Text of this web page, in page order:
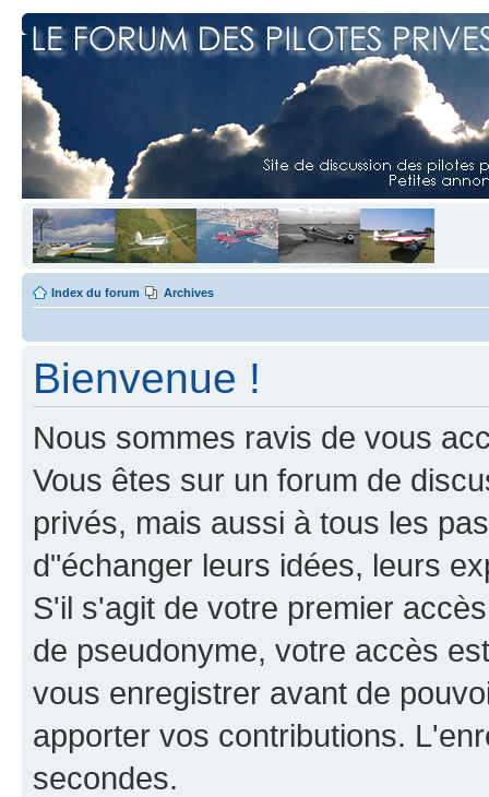
Index du forum Archives
Bienvenue !
Nous sommes ravis de vous
Vous êtes sur un forum de
privés, mais aussi à tous les
d"échanger leurs idées, leurs
S'il s'agit de votre premier
de pseudonyme, votre accès
vous enregistrer avant de
apporter vos contributions.
secondes.